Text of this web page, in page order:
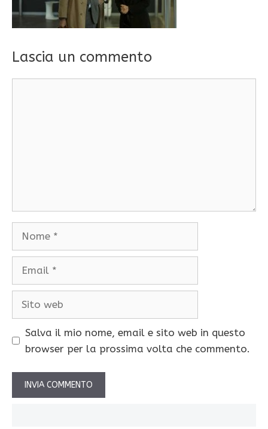
Lascia un commento
Salva il mio nome, email e sito web in questo
browser per la prossima volta che commento.